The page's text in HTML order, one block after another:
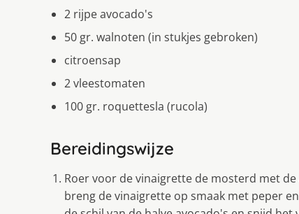
2 rijpe avocado's
50 gr. walnoten (in stukjes gebroken)
citroensap
2 vleestomaten
100 gr. roquettesla (rucola)
Bereidingswijze
Roer voor de vinaigrette de mosterd met
breng de vinaigrette op smaak met peper